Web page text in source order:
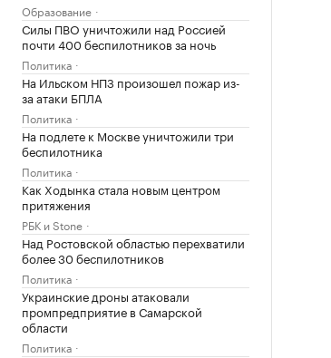
Образование
Силы ПВО уничтожили над Россией
почти 400 беспилотников за ночь
Политика
На Ильском НПЗ произошел пожар из-
за атаки БПЛА
Политика
На подлете к Москве уничтожили три
беспилотника
Политика
Как Ходынка стала новым центром
притяжения
РБК и Stone
Над Ростовской областью перехватили
более 30 беспилотников
Политика
Украинские дроны атаковали
промпредприятие в Самарской
области
Политика